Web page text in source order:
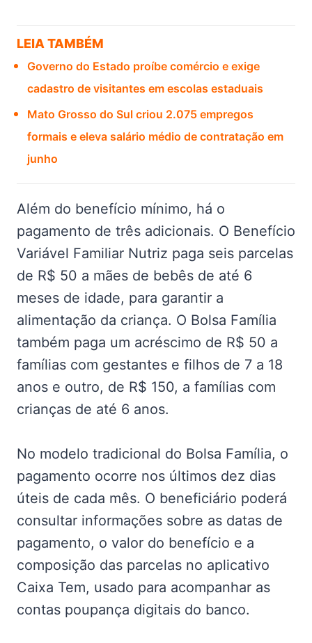
LEIA TAMBÉM
Governo do Estado proíbe comércio e exige
cadastro de visitantes em escolas estaduais
Mato Grosso do Sul criou 2.075 empregos
formais e eleva salário médio de contratação em
junho
Além do benefício mínimo, há o
pagamento de três adicionais. O Benefício
Variável Familiar Nutriz paga seis parcelas
de R$ 50 a mães de bebês de até 6
meses de idade, para garantir a
alimentação da criança. O Bolsa Família
também paga um acréscimo de R$ 50 a
famílias com gestantes e filhos de 7 a 18
anos e outro, de R$ 150, a famílias com
crianças de até 6 anos.
No modelo tradicional do Bolsa Família, o
pagamento ocorre nos últimos dez dias
úteis de cada mês. O beneficiário poderá
consultar informações sobre as datas de
pagamento, o valor do benefício e a
composição das parcelas no aplicativo
Caixa Tem, usado para acompanhar as
contas poupança digitais do banco.